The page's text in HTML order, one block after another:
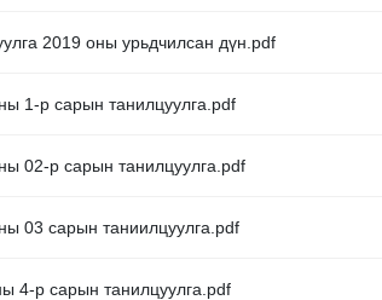
2019 оны урьдчилсан дүн.pdf
1-р сарын танилцуулга.pdf
02-р сарын танилцуулга.pdf
03 сарын таниилцуулга.pdf
4-р сарын танилцуулга.pdf